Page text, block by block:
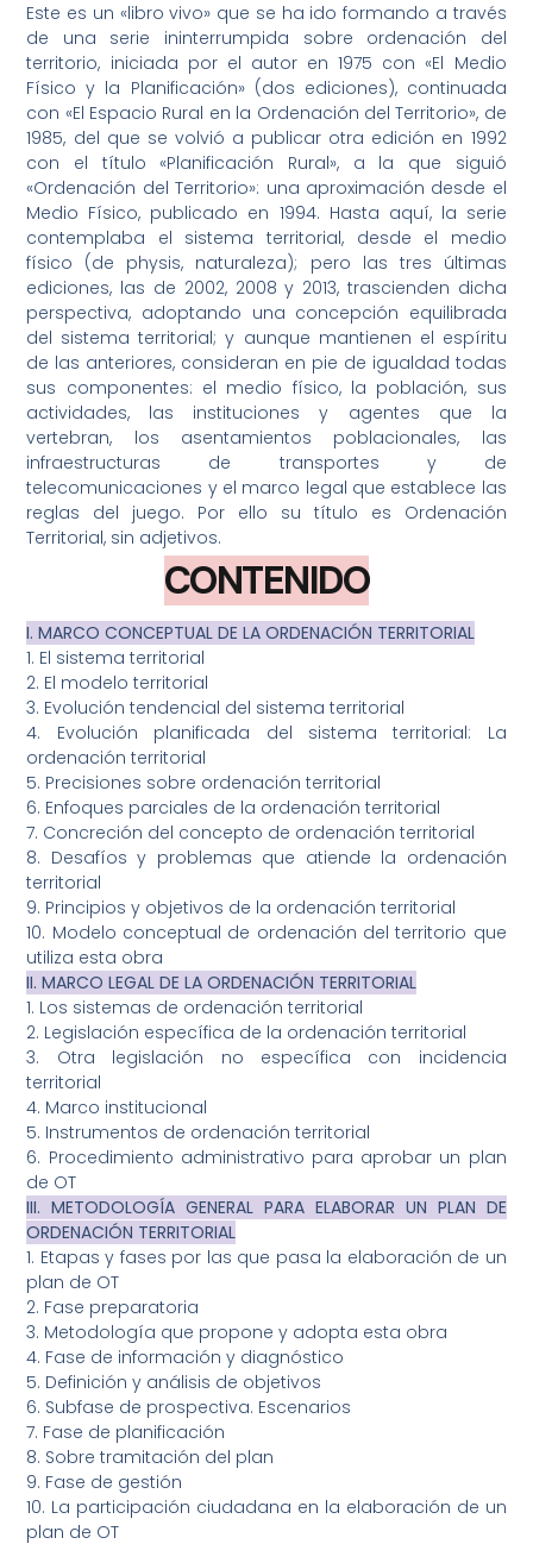
Este es un «libro vivo» que se ha ido formando a través
de una serie ininterrumpida sobre ordenación del
territorio, iniciada por el autor en 1975 con «El Medio
Físico y la Planificación» (dos ediciones), continuada
con «El Espacio Rural en la Ordenación del Territorio», de
1985, del que se volvió a publicar otra edición en 1992
con el título «Planificación Rural», a la que siguió
«Ordenación del Territorio»: una aproximación desde el
Medio Físico, publicado en 1994. Hasta aquí, la serie
contemplaba el sistema territorial, desde el medio
físico (de physis, naturaleza); pero las tres últimas
ediciones, las de 2002, 2008 y 2013, trascienden dicha
perspectiva, adoptando una concepción equilibrada
del sistema territorial; y aunque mantienen el espíritu
de las anteriores, consideran en pie de igualdad todas
sus componentes: el medio físico, la población, sus
actividades, las instituciones y agentes que la
vertebran, los asentamientos poblacionales, las
infraestructuras de transportes y de
telecomunicaciones y el marco legal que establece las
reglas del juego. Por ello su título es Ordenación
Territorial, sin adjetivos.
CONTENIDO
I. MARCO CONCEPTUAL DE LA ORDENACIÓN TERRITORIAL
1. El sistema territorial
2. El modelo territorial
3. Evolución tendencial del sistema territorial
4. Evolución planificada del sistema territorial: La
ordenación territorial
5. Precisiones sobre ordenación territorial
6. Enfoques parciales de la ordenación territorial
7. Concreción del concepto de ordenación territorial
8. Desafíos y problemas que atiende la ordenación
territorial
9. Principios y objetivos de la ordenación territorial
10. Modelo conceptual de ordenación del territorio que
utiliza esta obra
II. MARCO LEGAL DE LA ORDENACIÓN TERRITORIAL
1. Los sistemas de ordenación territorial
2. Legislación específica de la ordenación territorial
3. Otra legislación no específica con incidencia
territorial
4. Marco institucional
5. Instrumentos de ordenación territorial
6. Procedimiento administrativo para aprobar un plan
de OT
III. METODOLOGÍA GENERAL PARA ELABORAR UN PLAN DE
ORDENACIÓN TERRITORIAL
1. Etapas y fases por las que pasa la elaboración de un
plan de OT
2. Fase preparatoria
3. Metodología que propone y adopta esta obra
4. Fase de información y diagnóstico
5. Definición y análisis de objetivos
6. Subfase de prospectiva. Escenarios
7. Fase de planificación
8. Sobre tramitación del plan
9. Fase de gestión
10. La participación ciudadana en la elaboración de un
plan de OT